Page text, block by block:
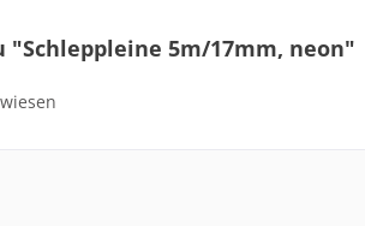
5m/17mm, neon"